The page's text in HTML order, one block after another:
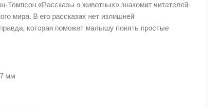
Томпсон «Рассказы о животных» знакомит читателей
мира. В его рассказах нет излишней
которая поможет малышу понять простые
мм